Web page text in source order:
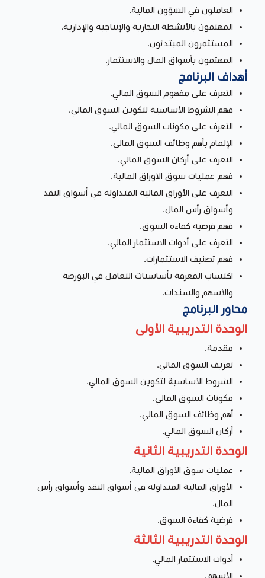
العاملون في الشؤون المالية.
المهتمون بالأنشطة التجارية والإنتاجية والإدارية.
المستثمرون المبتدئون.
المهتمون بأسواق المال والاستثمار.
أهداف البرنامج
التعرف على مفهوم السوق المالي.
فهم الشروط الأساسية لتكوين السوق المالي.
التعرف على مكونات السوق المالي.
الإلمام بأهم وظائف السوق المالي.
التعرف على أركان السوق المالي.
فهم عمليات سوق الأوراق المالية.
التعرف على الأوراق المالية المتداولة في أسواق النقد
وأسواق رأس المال.
فهم فرضية كفاءة السوق.
التعرف على أدوات الاستثمار المالي.
فهم تصنيف الاستثمارات.
اكتساب المعرفة بأساسيات التعامل في البورصة
والأسهم والسندات.
محاور البرنامج
الوحدة التدريبية الأولى
مقدمة.
تعريف السوق المالي.
الشروط الأساسية لتكوين السوق المالي.
مكونات السوق المالي.
أهم وظائف السوق المالي.
أركان السوق المالي.
الوحدة التدريبية الثانية
عمليات سوق الأوراق المالية.
الأوراق المالية المتداولة في أسواق النقد وأسواق رأس
المال.
فرضية كفاءة السوق.
الوحدة التدريبية الثالثة
أدوات الاستثمار المالي.
الأسهم.